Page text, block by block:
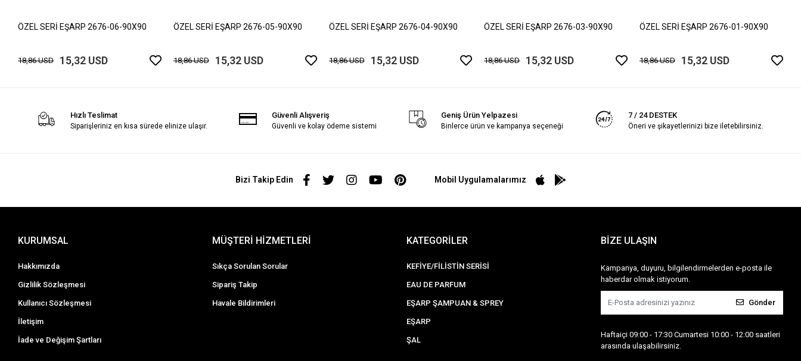
ÖZEL SERİ EŞARP 2676-06-90X90
18,86 USD 15,32 USD
ÖZEL SERİ EŞARP 2676-05-90X90
18,86 USD 15,32 USD
ÖZEL SERİ EŞARP 2676-04-90X90
18,86 USD 15,32 USD
ÖZEL SERİ EŞARP 2676-03-90X90
18,86 USD 15,32 USD
ÖZEL SERİ EŞARP 2676-01-90X90
18,86 USD 15,32 USD
Hızlı Teslimat
Siparişleriniz en kısa sürede elinize ulaşır.
Güvenli Alışveriş
Güvenli ve kolay ödeme sistemi
Geniş Ürün Yelpazesi
Binlerce ürün ve kampanya seçeneği
7 / 24 DESTEK
Öneri ve şikayetlerinizi bize iletebilirsiniz.
Bizi Takip Edin Mobil Uygulamalarımız
KURUMSAL
Hakkımızda
Gizlilik Sözleşmesi
Kullanıcı Sözleşmesi
İletişim
İade ve Değişim Şartları
MÜŞTERİ HİZMETLERİ
Sıkça Sorulan Sorular
Sipariş Takip
Havale Bildirimleri
KATEGORİLER
KEFİYE/FİLİSTİN SERİSİ
EAU DE PARFUM
EŞARP ŞAMPUAN & SPREY
EŞARP
ŞAL
BİZE ULAŞIN
Kampanya, duyuru, bilgilendirmelerden e-posta ile
haberdar olmak istiyorum.
Gönder
Haftaiçi 09:00 - 17:30 Cumartesi 10:00 - 12:00 saatleri
arasında ulaşabilirsiniz.